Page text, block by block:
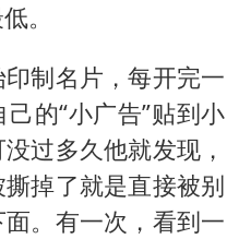
。
制名片，每开完一
的“小广告”贴到小
过多久他就发现，
掉了就是直接被别
。有一次，看到一